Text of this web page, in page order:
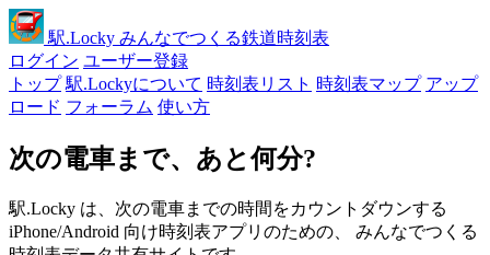
駅.Locky みんなでつくる鉄道時刻表
ログイン ユーザー登録
トップ 駅.Lockyについて 時刻表リスト 時刻表マップ アップ
ロード フォーラム 使い方
次の電車まで、あと何分?
駅.Locky は、次の電車までの時間をカウントダウンする
iPhone/Android 向け時刻表アプリのための、 みんなでつくる